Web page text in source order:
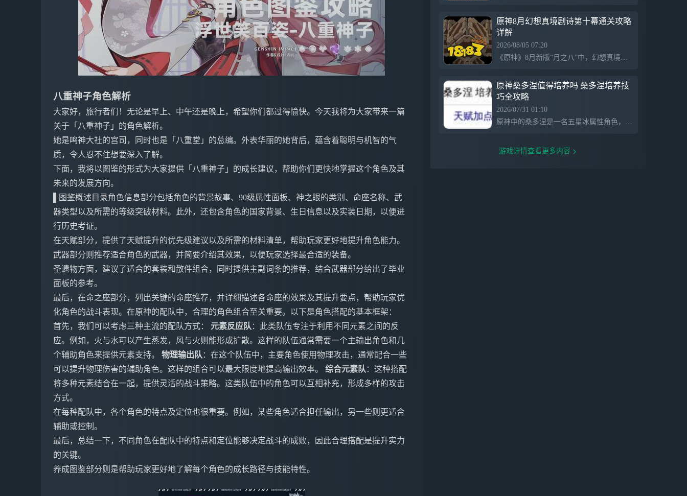
八重神子角色解析
大家好，旅行者们！无论是早上、中午还是晚上，希望你们都过得愉快。今天我将为大家带来一篇
关于「八重神子」的角色解析。
她是鸣神大社的宫司，同时也是「八重堂」的总编。外表华丽的她背后，蕴含着聪明与机智的气
质，令人忍不住想要深入了解。
下面，我将以图鉴的形式为大家提供「八重神子」的成长建议，帮助你们更快地掌握这个角色及其
未来的发展方向。
▌图鉴概述目录角色信息部分包括角色的背景故事、90级属性面板、神之眼的类别、命座名称、武
器类型以及所需的等级突破材料。此外，还包含角色的国家背景、生日信息以及实装日期，以便进
行历史考证。
在天赋部分，提供了天赋提升的优先级建议以及所需的材料清单，帮助玩家更好地提升角色能力。
武器部分则推荐适合角色的武器，并简要介绍其效果，以便玩家选择最合适的装备。
圣遗物方面，建议了适合的套装和散件组合，同时提供主副词条的推荐，结合武器部分给出了毕业
面板的参考。
最后，在命之座部分，列出关键的命座推荐，并详细描述各命座的效果及其提升要点，帮助玩家优
化角色的战斗表现。在原神的配队中，合理的角色组合至关重要。以下是角色搭配的基本框架：
首先，我们可以考虑三种主流的配队方式： 元素反应队 ：此类队伍专注于利用不同元素之间的反
应。例如，火与水可以产生蒸发，风与火则能形成扩散。这样的队伍通常需要一个主输出角色和几
个辅助角色来提供元素支持。 物理输出队 ：在这个队伍中，主要角色使用物理攻击，通常配合一些
可以提升物理伤害的辅助角色。这样的组合可以最大限度地提高输出效率。 综合元素队 ：这种搭配
将多种元素结合在一起，提供灵活的战斗策略。这类队伍中的角色可以互相补充，形成多样的攻击
方式。
在每种配队中，各个角色的特点及定位也很重要。例如，某些角色适合担任输出，另一些则更适合
辅助或控制。
最后，总结一下，不同角色在配队中的特点和定位能够决定战斗的成败，因此合理搭配是提升实力
的关键。
养成图鉴部分则是帮助玩家更好地了解每个角色的成长路径与技能特性。
加入队伍并获得夏洛蒂衣装「赫尔洛克变奏
曲」！ 【新衣装】星与烟帷的夜语、赫尔
洛克变奏曲 全新茜特菈莉衣装「星与烟帷
的夜语」、夏洛蒂衣装「赫尔洛克变奏曲」
开放获取。 【新武器】 限定五星武器「双
海」活动颂愿开启，限定传说五星装扮「流
彩缘海」开放获取； 「千星商城」限时上
新「宿灵星魔」、「蜜酿食谱」、「慵懒鲨
鲨」等全新装扮开放获取； 「遗世海屿·明
圣召唤更新】全新角色牌、全新行动牌 全
原神8月幻想真境剧诗第十幕通关攻略
详解
2026/08/05 07:20
《原神》8月新版“月之八”中，幻想真境剧诗第十幕的核心在于水、雷、冰三种元素的配合。开幕角色包括夜兰等，特邀角色有阿蕾奇诺等。玩家需使用冰元素冻结机关，并用雷元素触发反应以高效通关。面对无相铁boss时，要在其低生命值或时间限制内击杀金色光环的守卫，以减少boss的抗性，找到最佳输出时机，确保在80秒内达成目标。
原神桑多涅值得培养吗 桑多涅培养技
巧全攻略
2026/07/31 01:10
原神中的桑多涅是一名五星冰属性角色，使用双手剑，主要定位为普攻重击主C，依赖星超导反应进行输出。其培养建议天赋优先升级普攻和元素爆发，推荐的过渡方案为9/8/8，毕业顶配方案为10/10/10，智识之冕应优先用于普攻天赋，战技资源可后期再升级。
游戏详情查看更多内容